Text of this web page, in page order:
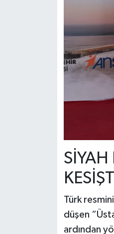
SİYAH
KESİŞTİ
Türk
düşen
ardından